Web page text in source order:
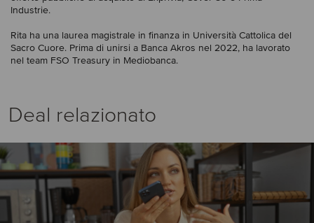
Industrie.
Rita ha una laurea magistrale in finanza in Università Cattolica del
Sacro Cuore. Prima di unirsi a Banca Akros nel 2022, ha lavorato
nel team FSO Treasury in Mediobanca.
Deal relazionato